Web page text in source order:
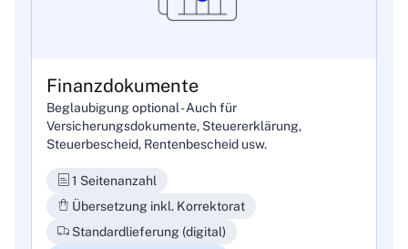
Finanzdokumente
Beglaubigung optional - Auch für
Versicherungsdokumente, Steuererklärung,
Steuerbescheid, Rentenbescheid usw.
1 Seitenanzahl
Übersetzung inkl. Korrektorat
Standardlieferung (digital)